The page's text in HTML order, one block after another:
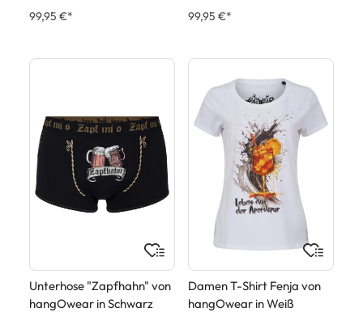
99,95 €* 99,95 €*
Unterhose "Zapfhahn" von
hangOwear in Schwarz
Damen T-Shirt Fenja von
hangOwear in Weiß